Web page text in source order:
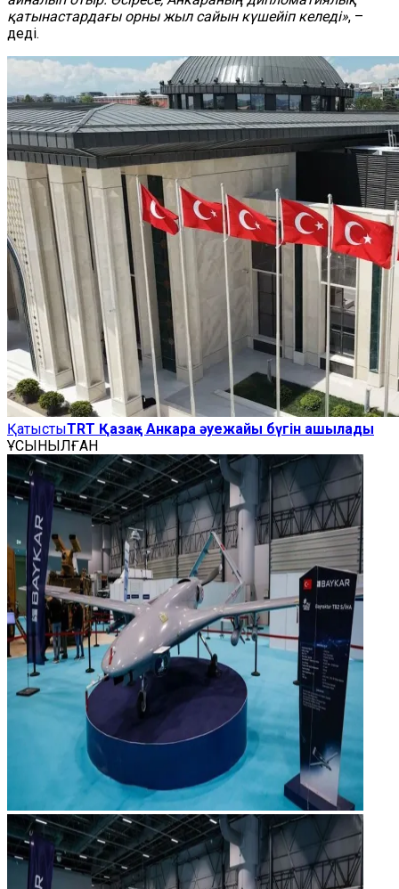
қатынастардағы орны жыл сайын күшейіп келеді», –
деді.
ҚатыстыTRT Қазақ - Анкара әуежайы бүгін ашылады
ҰСЫНЫЛҒАН